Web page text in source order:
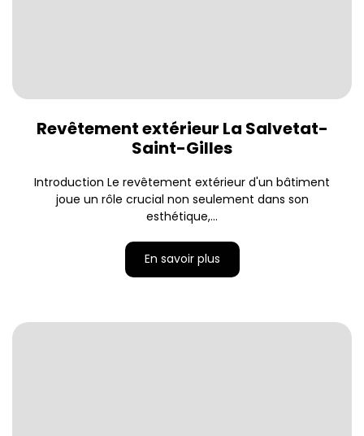
Revêtement extérieur La Salvetat-
Saint-Gilles
Introduction Le revêtement extérieur d'un bâtiment
joue un rôle crucial non seulement dans son
esthétique,...
En savoir plus